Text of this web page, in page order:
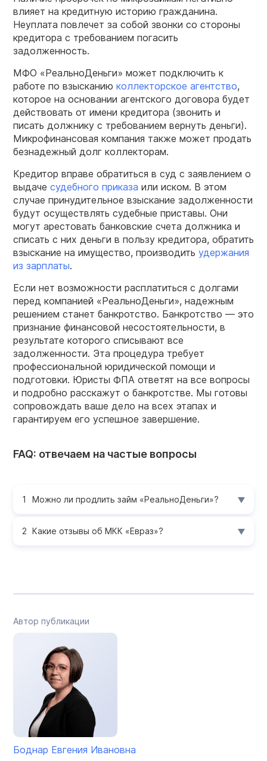
влияет на кредитную историю гражданина.
Неуплата повлечет за собой звонки со стороны
кредитора с требованием погасить
задолженность.
МФО «РеальноДеньги» может подключить к
работе по взысканию коллекторское агентство,
которое на основании агентского договора будет
действовать от имени кредитора (звонить и
писать должнику с требованием вернуть деньги).
Микрофинансовая компания также может продать
безнадежный долг коллекторам.
Кредитор вправе обратиться в суд с заявлением о
выдаче судебного приказа или иском. В этом
случае принудительное взыскание задолженности
будут осуществлять судебные приставы. Они
могут арестовать банковские счета должника и
списать с них деньги в пользу кредитора, обратить
взыскание на имущество, производить удержания
из зарплаты.
Если нет возможности расплатиться с долгами
перед компанией «РеальноДеньги», надежным
решением станет банкротство. Банкротство — это
признание финансовой несостоятельности, в
результате которого списывают все
задолженности. Эта процедура требует
профессиональной юридической помощи и
подготовки. Юристы ФПА ответят на все вопросы
и подробно расскажут о банкротстве. Мы готовы
сопровождать ваше дело на всех этапах и
гарантируем его успешное завершение.
FAQ: отвечаем на частые вопросы
Можно ли продлить займ «РеальноДеньги»?
Какие отзывы об МКК «Евраз»?
Автор публикации
Боднар Евгения Ивановна